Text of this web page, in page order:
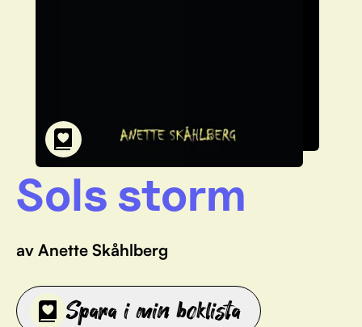
Sols storm
av Anette Skåhlberg
Spara i min boklista